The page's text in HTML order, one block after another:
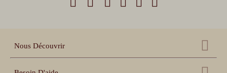
Nous Découvrir